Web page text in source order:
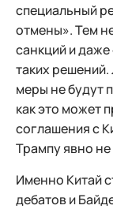
специальный
отмены». Тем
санкций и
таких
меры не будут
как это может
соглашения с
Трампу явно не
Именно Китай
дебатов и